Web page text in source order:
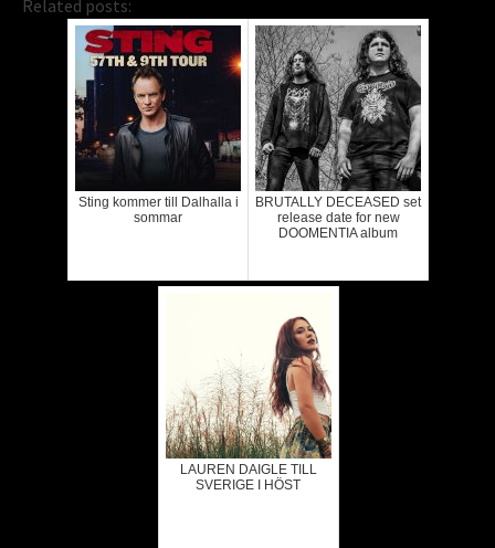
Related posts:
Sting kommer till Dalhalla i
sommar
BRUTALLY DECEASED set
release date for new
DOOMENTIA album
LAUREN DAIGLE TILL
SVERIGE I HÖST